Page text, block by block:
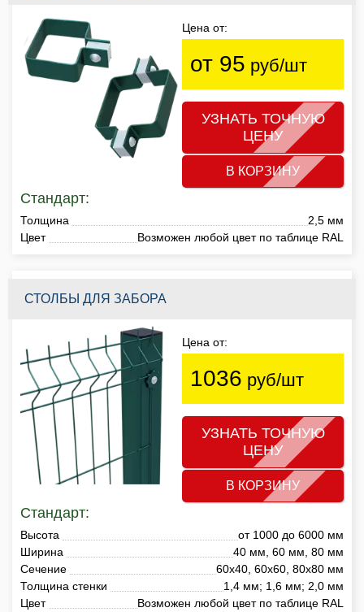
Цена от:
от 95 руб/шт
УЗНАТЬ ТОЧНУЮ
ЦЕНУ
В КОРЗИНУ
Стандарт:
Толщина
2,5 мм
Цвет
Возможен любой цвет по таблице RAL
СТОЛБЫ ДЛЯ ЗАБОРА
Цена от:
1036 руб/шт
УЗНАТЬ ТОЧНУЮ
ЦЕНУ
В КОРЗИНУ
Стандарт:
Высота
от 1000 до 6000 мм
Ширина
40 мм, 60 мм, 80 мм
Сечение
60х40, 60х60, 80х80 мм
Толщина стенки
1,4 мм; 1,6 мм; 2,0 мм
Цвет
Возможен любой цвет по таблице RAL